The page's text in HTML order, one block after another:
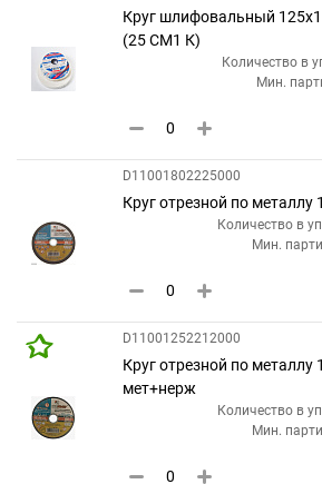
Круг шлифовальный
(25 СМ1 К)
Количество в
Мин.
D11001802225000
Круг отрезной по металлу
Количество в
Мин.
D11001252212000
Круг отрезной по металлу
мет+нерж
Количество в
Мин.